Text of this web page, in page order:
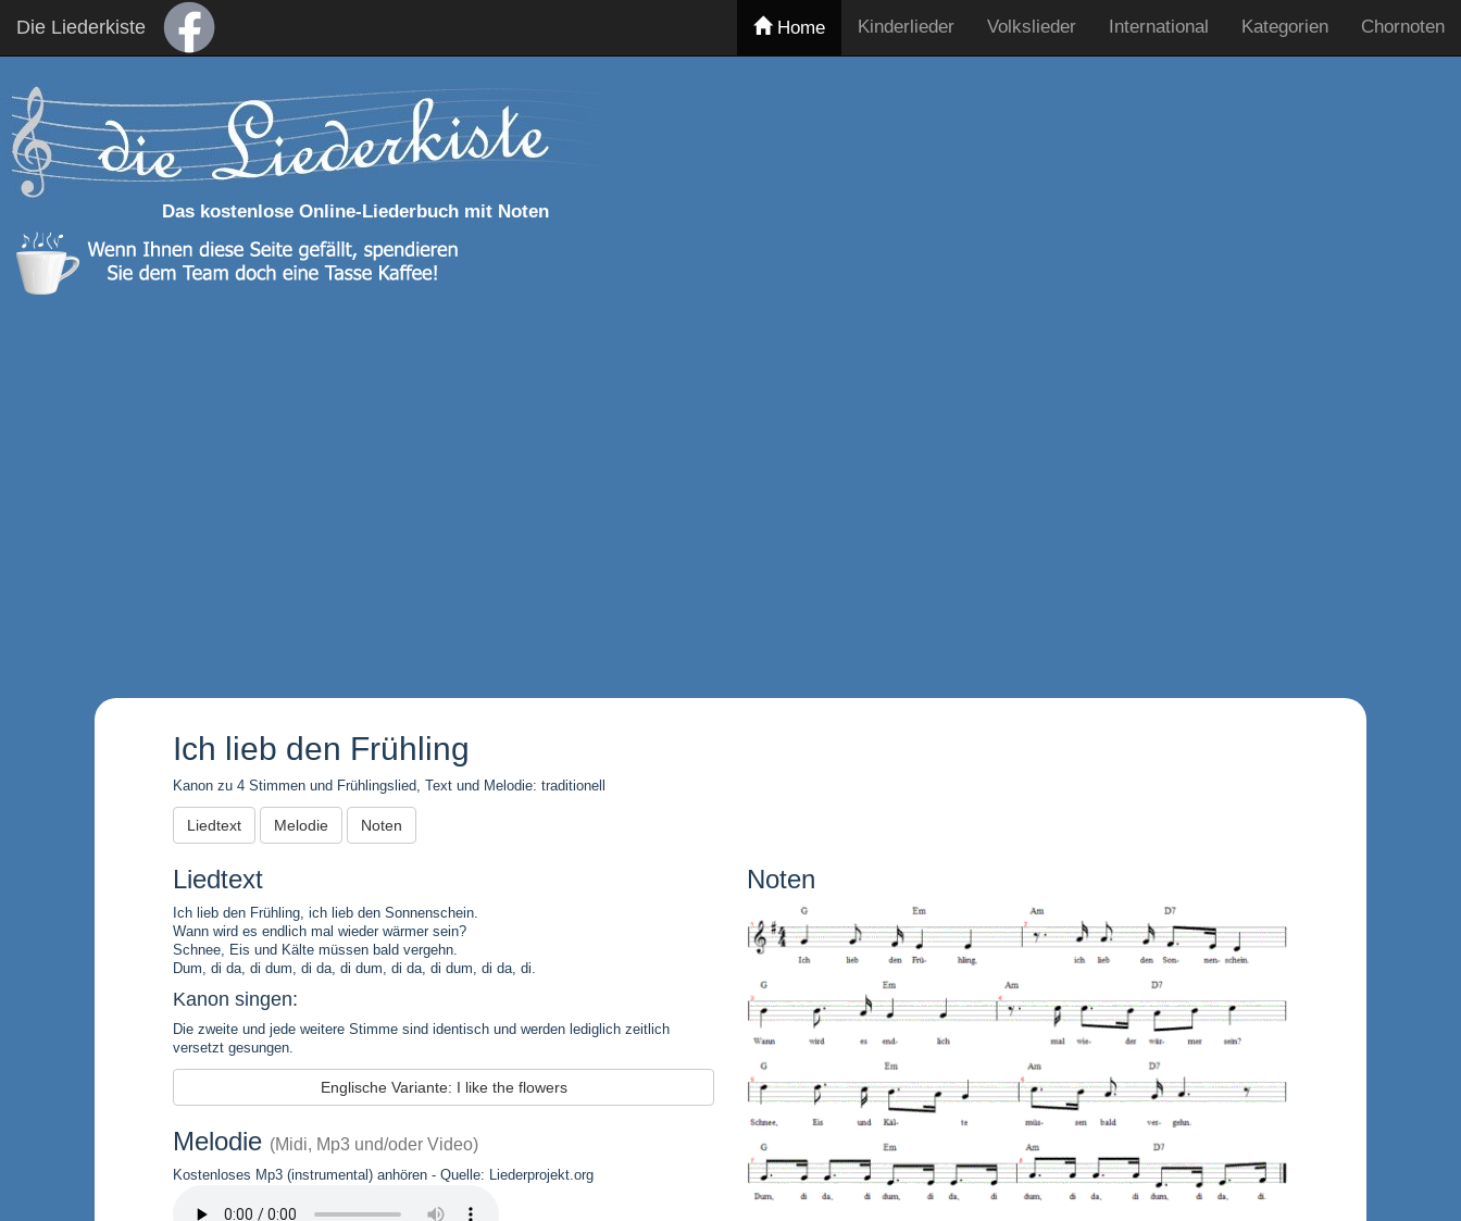
Die Liederkiste Home Kinderlieder Volkslieder International Kategorien Chornoten
Das kostenlose Online-Liederbuch mit Noten
Ich lieb den Frühling
Kanon zu 4 Stimmen und Frühlingslied, Text und Melodie: traditionell
Liedtext Melodie Noten
Liedtext
Ich lieb den Frühling, ich lieb den Sonnenschein.
Wann wird es endlich mal wieder wärmer sein?
Schnee, Eis und Kälte müssen bald vergehn.
Dum, di da, di dum, di da, di dum, di da, di dum, di da, di.
Kanon singen:
Die zweite und jede weitere Stimme sind identisch und werden lediglich zeitlich
versetzt gesungen.
Englische Variante: I like the flowers
Melodie (Midi, Mp3 und/oder Video)
Kostenloses Mp3 (instrumental) anhören - Quelle: Liederprojekt.org
Noten